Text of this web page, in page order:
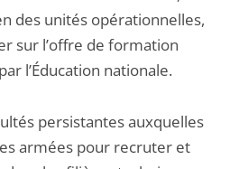
des unités opérationnelles,
sur l’offre de formation
l’Éducation nationale.
persistantes auxquelles
armées pour recruter et